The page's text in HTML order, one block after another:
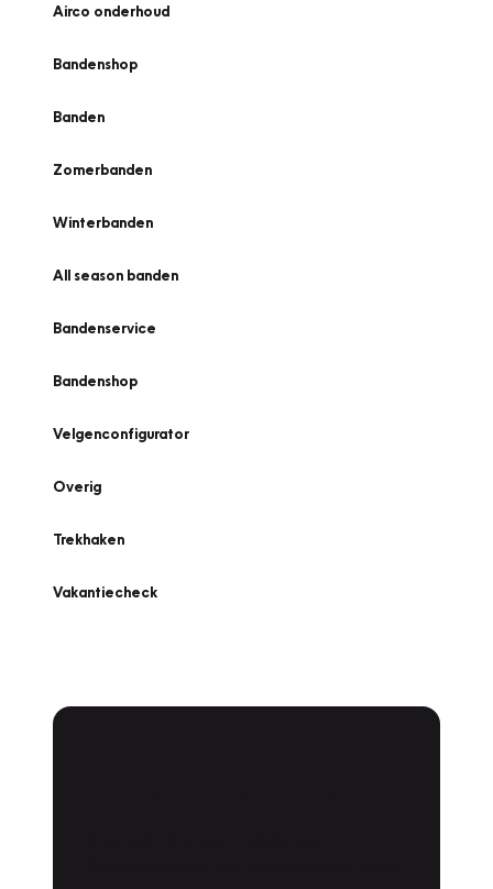
Airco onderhoud
Bandenshop
Banden
Zomerbanden
Winterbanden
All season banden
Bandenservice
Bandenshop
Velgenconfigurator
Overig
Trekhaken
Vakantiecheck